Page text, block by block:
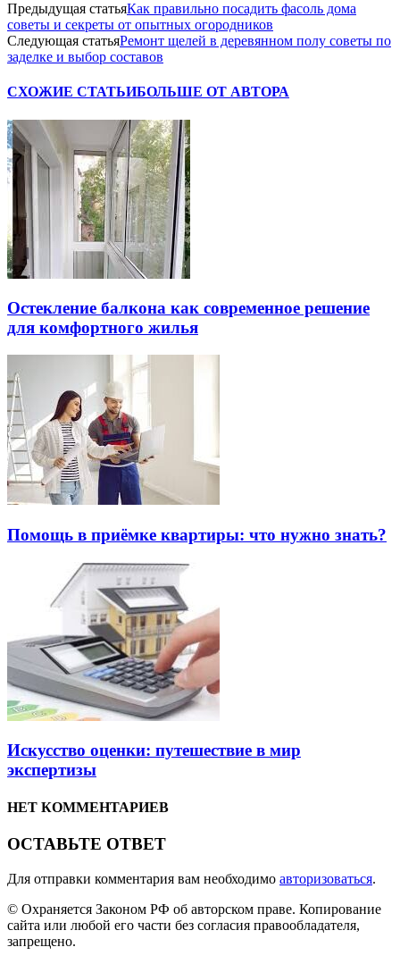
Предыдущая статьяКак правильно посадить фасоль дома
советы и секреты от опытных огородников
Следующая статьяРемонт щелей в деревянном полу советы по
заделке и выбор составов
СХОЖИЕ СТАТЬИБОЛЬШЕ ОТ АВТОРА
Остекление балкона как современное решение
для комфортного жилья
Помощь в приёмке квартиры: что нужно знать?
Искусство оценки: путешествие в мир
экспертизы
НЕТ КОММЕНТАРИЕВ
ОСТАВЬТЕ ОТВЕТ
Для отправки комментария вам необходимо авторизоваться.
© Охраняется Законом РФ об авторском праве. Копирование
сайта или любой его части без согласия правообладателя,
запрещено.